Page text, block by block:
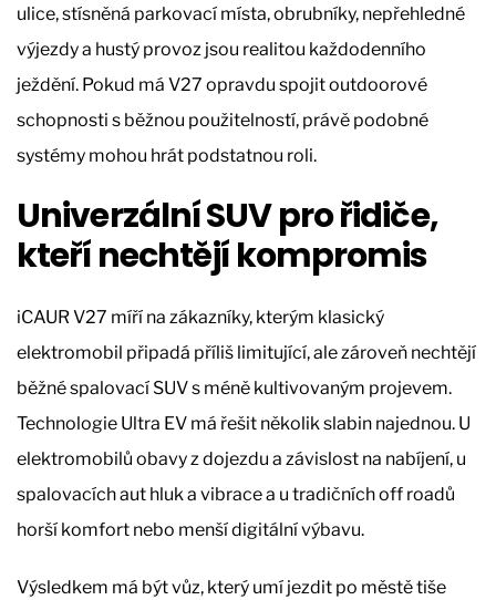
ulice, stísněná parkovací místa, obrubníky, nepřehledné
výjezdy a hustý provoz jsou realitou každodenního
ježdění. Pokud má V27 opravdu spojit outdoorové
schopnosti s běžnou použitelností, právě podobné
systémy mohou hrát podstatnou roli.
Univerzální SUV pro řidiče,
kteří nechtějí kompromis
iCAUR V27 míří na zákazníky, kterým klasický
elektromobil připadá příliš limitující, ale zároveň nechtějí
běžné spalovací SUV s méně kultivovaným projevem.
Technologie Ultra EV má řešit několik slabin najednou. U
elektromobilů obavy z dojezdu a závislost na nabíjení, u
spalovacích aut hluk a vibrace a u tradičních off roadů
horší komfort nebo menší digitální výbavu.
Výsledkem má být vůz, který umí jezdit po městě tiše